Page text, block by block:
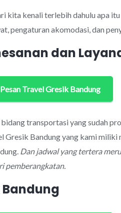
kita kenali terlebih dahulu apa
pengaturan akomodasi, dan
dan
Pesan Travel Gresik Bandung
transportasi yang sudah
Bandung yang kami
Dan jadwal yang tertera
pemberangkatan.